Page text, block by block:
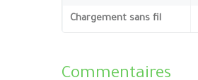
Chargement sans fil
Commentaires